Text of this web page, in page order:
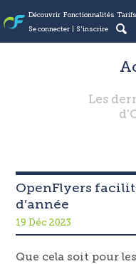
Découvrir Fonctionnalités Tarifs
Se connecter
S'inscrire
Les
OpenFlyers
d’année
19 Déc 2023
Que cela soit pour